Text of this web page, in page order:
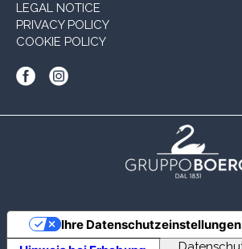
LEGAL NOTICE
PRIVACY POLICY
COOKIE POLICY
Ihre Datenschutzeinstellungen